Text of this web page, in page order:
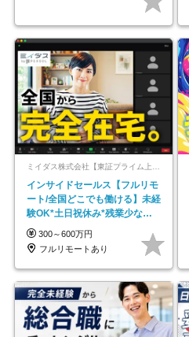
インサイドセールス【フルリモ
ート/全国どこでも働ける】未経
験OK*土日祝休み*残業少なめ*
在宅勤務手当あり
300～600万円
フルリモートあり